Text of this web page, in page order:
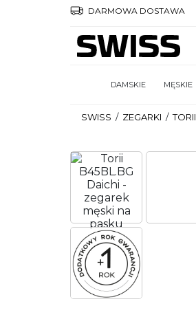
DARMOWA DOSTAWA
DAMSKIE MĘSKIE
SWISS / ZEGARKI / TORII